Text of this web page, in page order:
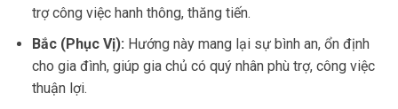
trợ công việc hanh thông, thăng tiến.
Bắc (Phục Vị): Hướng này mang lại sự bình an, ổn định
cho gia đình, giúp gia chủ có quý nhân phù trợ, công việc
thuận lợi.